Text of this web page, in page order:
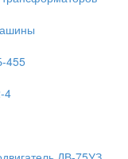
455
4